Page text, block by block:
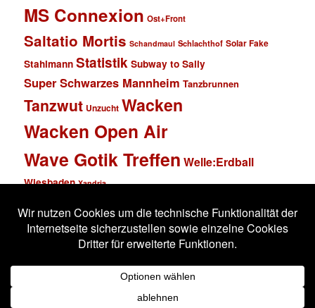
MS Connexion Ost+Front
Saltatio Mortis Schandmaul Schlachthof Solar Fake
Stahlmann Statistik Subway to Sally
Super Schwarzes Mannheim Tanzbrunnen
Tanzwut Unzucht Wacken
Wacken Open Air
Wave Gotik Treffen Welle:Erdball
Wiesbaden Xandria
Impressum
Stolz präsentiert von WordPress